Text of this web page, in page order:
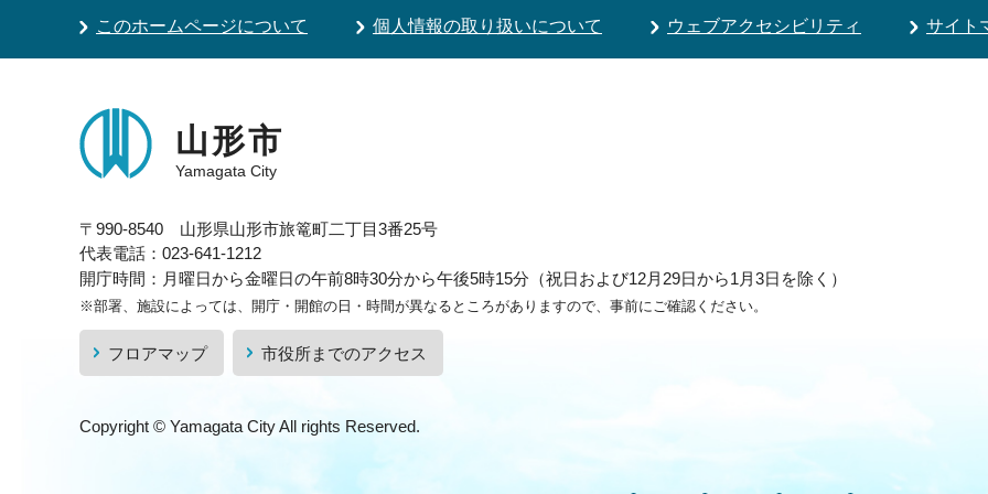
このホームページについて 個人情報の取り扱いについて ウェブアクセシビリティ サイト
山形市
Yamagata City
〒990-8540 山形県山形市旅篭町二丁目3番25号
代表電話：023-641-1212
開庁時間：月曜日から金曜日の午前8時30分から午後5時15分（祝日および12月29日から1月3日を除く）
※部署、施設によっては、開庁・開館の日・時間が異なるところがありますので、事前にご確認ください。
フロアマップ 市役所までのアクセス
Copyright © Yamagata City All rights Reserved.